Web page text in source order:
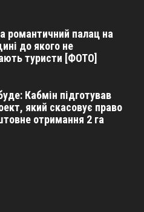
романтичний палац на
до якого не
туристи [ФОТО]
Кабмін підготував
який скасовує право
отримання 2 га